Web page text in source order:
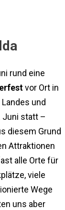
rund eine
vor Ort in
und
Juni statt –
diesem Grund
Attraktionen
alle Orte für
viele
Wege
uns aber